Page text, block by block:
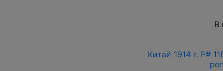
В
Китай 1914 г. P#